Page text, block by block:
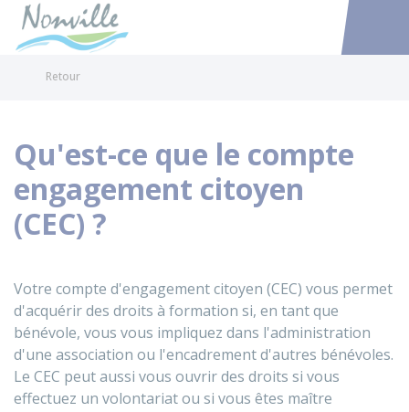
Accéder
Retour
Qu'est-ce que le compte
engagement citoyen
(CEC) ?
Votre compte d'engagement citoyen (CEC) vous permet
d'acquérir des droits à formation si, en tant que
bénévole, vous vous impliquez dans l'administration
d'une association ou l'encadrement d'autres bénévoles.
Le CEC peut aussi vous ouvrir des droits si vous
effectuez un volontariat ou si vous êtes maître